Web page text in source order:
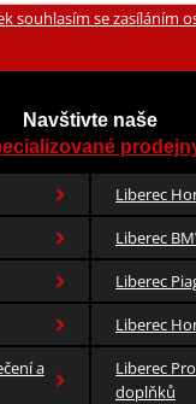
souhlasím se zasíláním
Navštivte naše
Liberec
Liberec
Liberec
Liberec
a
Liberec
doplňků